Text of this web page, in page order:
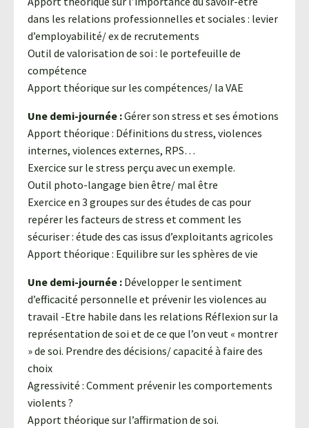
dans les relations professionnelles et sociales : levier
d’employabilité/ ex de recrutements
Outil de valorisation de soi : le portefeuille de
compétence
Apport théorique sur les compétences/ la VAE
Une demi-journée :Gérer son stress et ses émotions
Apport théorique : Définitions du stress, violences
internes, violences externes, RPS…
Exercice sur le stress perçu avec un exemple.
Outil photo-langage bien être/ mal être
Exercice en 3 groupes sur des études de cas pour
repérer les facteurs de stress et comment les
sécuriser : étude des cas issus d’exploitants agricoles
Apport théorique : Equilibre sur les sphères de vie
Une demi-journée : Développer le sentiment
d’efficacité personnelle et prévenir les violences au
travail -Etre habile dans les relations Réflexion sur la
représentation de soi et de ce que l’on veut « montrer
» de soi. Prendre des décisions/ capacité à faire des
choix
Agressivité : Comment prévenir les comportements
violents ?
Apport théorique sur l’affirmation de soi.